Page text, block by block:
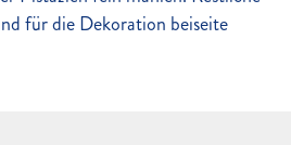
für die Dekoration beiseite